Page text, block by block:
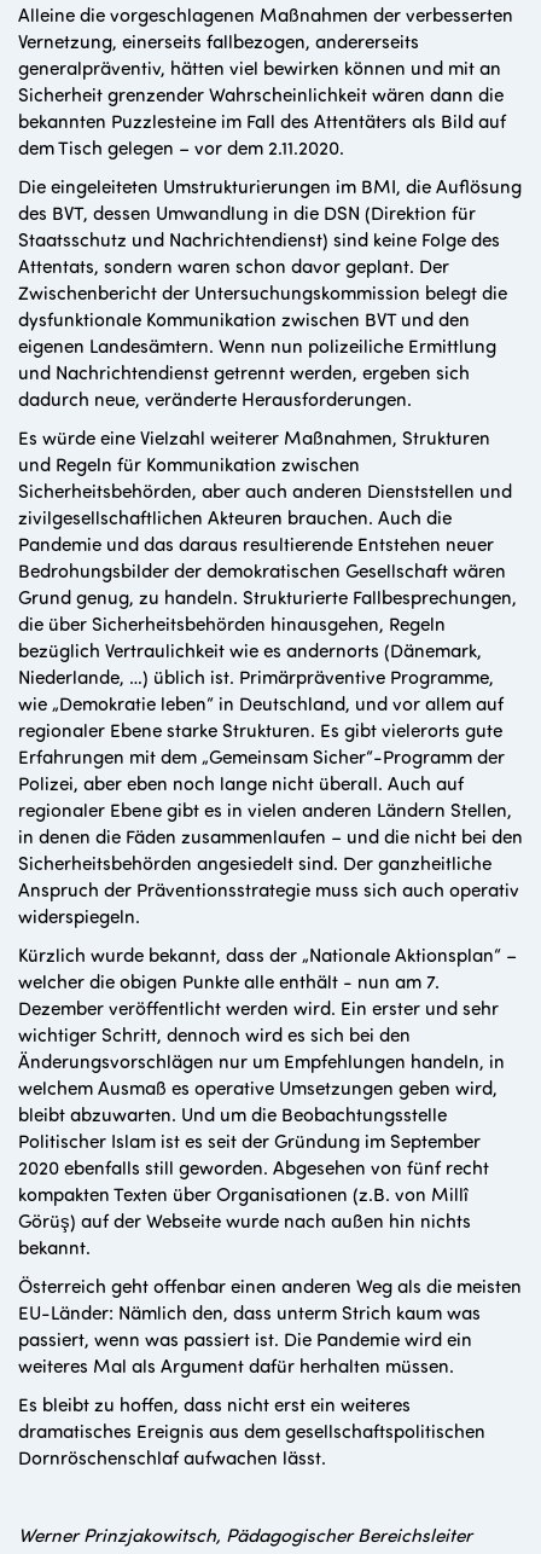
Alleine die vorgeschlagenen Maßnahmen der verbesserten
Vernetzung, einerseits fallbezogen, andererseits
generalpräventiv, hätten viel bewirken können und mit an
Sicherheit grenzender Wahrscheinlichkeit wären dann die
bekannten Puzzlesteine im Fall des Attentäters als Bild auf
dem Tisch gelegen – vor dem 2.11.2020.
Die eingeleiteten Umstrukturierungen im BMI, die Auflösung
des BVT, dessen Umwandlung in die DSN (Direktion für
Staatsschutz und Nachrichtendienst) sind keine Folge des
Attentats, sondern waren schon davor geplant. Der
Zwischenbericht der Untersuchungskommission belegt die
dysfunktionale Kommunikation zwischen BVT und den
eigenen Landesämtern. Wenn nun polizeiliche Ermittlung
und Nachrichtendienst getrennt werden, ergeben sich
dadurch neue, veränderte Herausforderungen.
Es würde eine Vielzahl weiterer Maßnahmen, Strukturen
und Regeln für Kommunikation zwischen
Sicherheitsbehörden, aber auch anderen Dienststellen und
zivilgesellschaftlichen Akteuren brauchen. Auch die
Pandemie und das daraus resultierende Entstehen neuer
Bedrohungsbilder der demokratischen Gesellschaft wären
Grund genug, zu handeln. Strukturierte Fallbesprechungen,
die über Sicherheitsbehörden hinausgehen, Regeln
bezüglich Vertraulichkeit wie es andernorts (Dänemark,
Niederlande, …) üblich ist. Primärpräventive Programme,
wie „Demokratie leben“ in Deutschland, und vor allem auf
regionaler Ebene starke Strukturen. Es gibt vielerorts gute
Erfahrungen mit dem „Gemeinsam Sicher“-Programm der
Polizei, aber eben noch lange nicht überall. Auch auf
regionaler Ebene gibt es in vielen anderen Ländern Stellen,
in denen die Fäden zusammenlaufen – und die nicht bei den
Sicherheitsbehörden angesiedelt sind. Der ganzheitliche
Anspruch der Präventionsstrategie muss sich auch operativ
widerspiegeln.
Kürzlich wurde bekannt, dass der „Nationale Aktionsplan“ –
welcher die obigen Punkte alle enthält - nun am 7.
Dezember veröffentlicht werden wird. Ein erster und sehr
wichtiger Schritt, dennoch wird es sich bei den
Änderungsvorschlägen nur um Empfehlungen handeln, in
welchem Ausmaß es operative Umsetzungen geben wird,
bleibt abzuwarten. Und um die Beobachtungsstelle
Politischer Islam ist es seit der Gründung im September
2020 ebenfalls still geworden. Abgesehen von fünf recht
kompakten Texten über Organisationen (z.B. von Millî
Görüş) auf der Webseite wurde nach außen hin nichts
bekannt.
Österreich geht offenbar einen anderen Weg als die meisten
EU-Länder: Nämlich den, dass unterm Strich kaum was
passiert, wenn was passiert ist. Die Pandemie wird ein
weiteres Mal als Argument dafür herhalten müssen.
Es bleibt zu hoffen, dass nicht erst ein weiteres
dramatisches Ereignis aus dem gesellschaftspolitischen
Dornröschenschlaf aufwachen lässt.
Werner Prinzjakowitsch, Pädagogischer Bereichsleiter